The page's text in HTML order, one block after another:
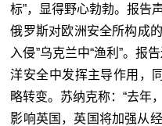
标”，显得野心勃勃。报告
俄罗斯对欧洲安全所构成
入侵”乌克兰中“渔利”。报
洋安全中发挥主导作用，
略转变。苏纳克称：“去年
影响英国，英国将加强从